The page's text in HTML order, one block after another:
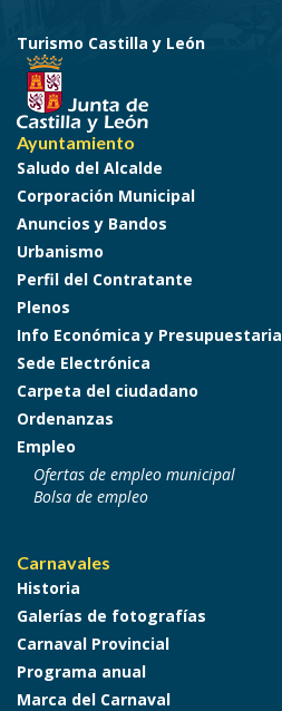
Turismo Castilla y León
Ayuntamiento
Saludo del Alcalde
Corporación Municipal
Anuncios y Bandos
Urbanismo
Perfil del Contratante
Plenos
Info Económica y Presupuestaria
Sede Electrónica
Carpeta del ciudadano
Ordenanzas
Empleo
Ofertas de empleo municipal
Bolsa de empleo
Carnavales
Historia
Galerías de fotografías
Carnaval Provincial
Programa anual
Marca del Carnaval